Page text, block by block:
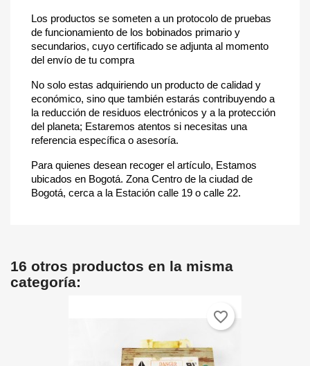
Los productos se someten a un protocolo de pruebas
de funcionamiento de los bobinados primario y
secundarios, cuyo certificado se adjunta al momento
del envío de tu compra
No solo estas adquiriendo un producto de calidad y
económico, sino que también estarás contribuyendo a
la reducción de residuos electrónicos y a la protección
del planeta; Estaremos atentos si necesitas una
referencia específica o asesoría.
Para quienes desean recoger el artículo, Estamos
ubicados en Bogotá. Zona Centro de la ciudad de
Bogotá, cerca a la Estación calle 19 o calle 22.
16 otros productos en la misma
categoría:
favorite_border